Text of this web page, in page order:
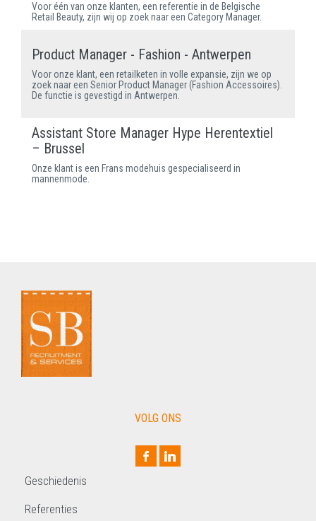
Voor één van onze klanten, een referentie in de Belgische
Retail Beauty, zijn wij op zoek naar een Category Manager.
Product Manager - Fashion - Antwerpen
Voor onze klant, een retailketen in volle expansie, zijn we op
zoek naar een Senior Product Manager (Fashion Accessoires).
De functie is gevestigd in Antwerpen.
Assistant Store Manager Hype Herentextiel
– Brussel
Onze klant is een Frans modehuis gespecialiseerd in
mannenmode.
VOLG ONS
Geschiedenis
Referenties